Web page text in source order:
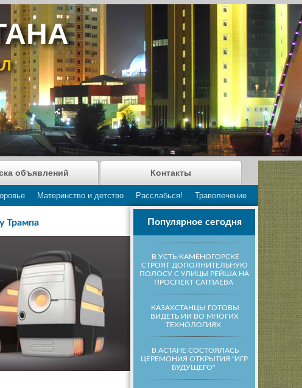
Материнство и детство Расслабься! Траволечение
объявлений Контакты
Популярное сегодня
В УСТЬ-КАМЕНОГОРСКЕ
СТРОЯТ ДОПОЛНИТЕЛЬНУЮ
ПОЛОСУ С УЛИЦЫ РЕЙША НА
ПРОСПЕКТ САТПАЕВА
КАЗАХСТАНЦЫ ГОТОВЫ
ВИДЕТЬ ИИ ВО МНОГИХ
ТЕХНОЛОГИЯХ
В АСТАНЕ СОСТОЯЛАСЬ
ЦЕРЕМОНИЯ ОТКРЫТИЯ "ИГР
БУДУЩЕГО"
Трампа